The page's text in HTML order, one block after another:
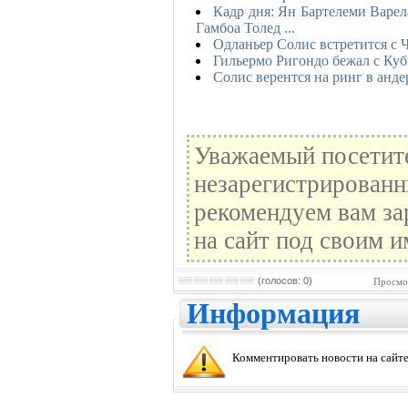
Кадр дня: Ян Бартелеми
Гамбоа Толед ...
Одланьер Солис встретится с
Гильермо Ригондо бежал с
Солис верентся на ринг в
Уважаемый
рекомендуем вам
на сайт под своим
(голосов: 0)
Информация
Комментировать новости на